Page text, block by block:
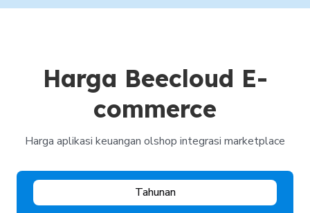
Harga Beecloud E-
commerce
Harga aplikasi keuangan olshop integrasi marketplace
Tahunan